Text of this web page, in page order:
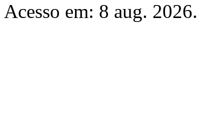
Acesso em: 8 aug. 2026.